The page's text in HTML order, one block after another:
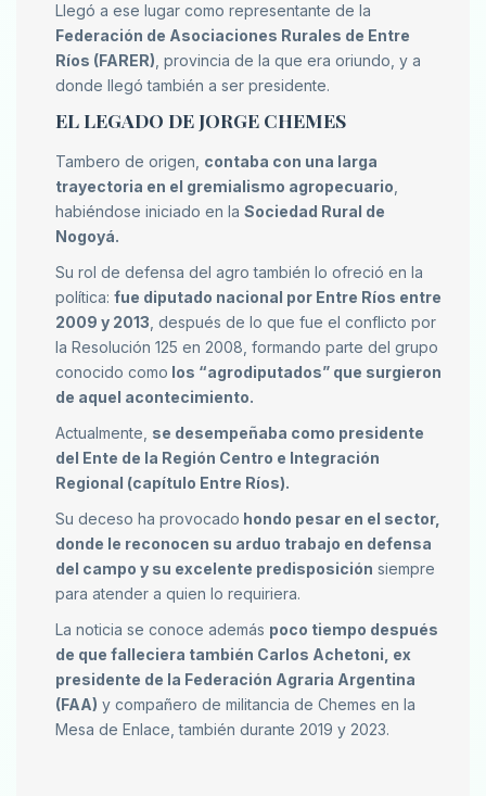
Llegó a ese lugar como representante de la
Federación de Asociaciones Rurales de Entre
Ríos (FARER) , provincia de la que era oriundo, y a
donde llegó también a ser presidente.
EL LEGADO DE JORGE CHEMES
Tambero de origen, contaba con una larga
trayectoria en el gremialismo agropecuario
habiéndose iniciado en la Sociedad Rural de
Nogoyá.
Su rol de defensa del agro también lo ofreció en la
política: fue diputado nacional por Entre Ríos entre
2009 y 2013 , después de lo que fue el conflicto por
la Resolución 125 en 2008, formando parte del grupo
conocido como los “agrodiputados” que surgieron
de aquel acontecimiento.
Actualmente, se desempeñaba como presidente
del Ente de la Región Centro e Integración
Regional (capítulo Entre Ríos).
Su deceso ha provocado hondo pesar en el sector,
donde le reconocen su arduo trabajo en defensa
del campo y su excelente predisposición siempre
para atender a quien lo requiriera.
La noticia se conoce además poco tiempo después
de que falleciera también Carlos Achetoni, ex
presidente de la Federación Agraria Argentina
(FAA) y compañero de militancia de Chemes en la
Mesa de Enlace, también durante 2019 y 2023.